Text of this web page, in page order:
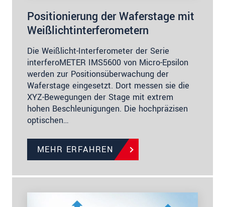
Positionierung der Waferstage mit
Weißlichtinterferometern
Die Weißlicht-Interferometer der Serie
interferoMETER IMS5600 von Micro-Epsilon
werden zur Positionsüberwachung der
Waferstage eingesetzt. Dort messen sie die
XYZ-Bewegungen der Stage mit extrem
hohen Beschleunigungen. Die hochpräzisen
optischen…
MEHR ERFAHREN